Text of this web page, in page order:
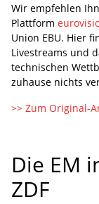
Wir empfehlen
Plattform
Union EBU. Hier
Livestreams und
technischen
zuhause nichts
>> Zum Original-
Die EM
ZDF